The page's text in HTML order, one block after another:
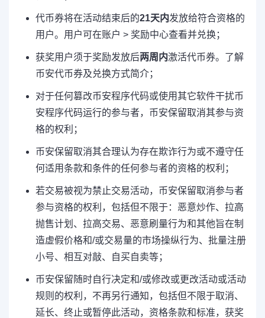
代币券将在活动结束后的21天内发放给符合资格的
用户。用户可在账户 > 奖励中心查看并兑换；
获奖用户须于奖励发放后两周内激活代币券。了解
币安代币券及兑换方式简介；
对于任何篡改币安程序代码或使用其它软件干扰币
安程序代码运行的参与者，币安保留取消其参与资
格的权利；
币安保留取消其合理认为存在欺诈行为或不遵守任
何适用条款和条件的任何参与者的资格的权利；
若交易被视为禁止交易活动，币安保留取消参与者
参与资格的权利，包括但不限于：恶意炒作、拉高
抛售计划、拉高交易、恶意刷量行为和其他旨在制
造虚假价格和/或交易量的市场操纵行为、批量注册
小号、相互对敲、自买自卖等；
币安保留随时自行决定和/或修改或更改活动或活动
规则的权利，不再另行通知，包括但不限于取消、
延长、终止或暂停此活动，资格条款和标准，获奖